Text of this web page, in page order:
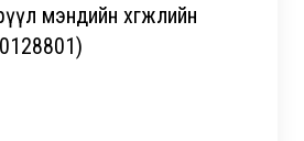
мэндийн хөгжлийн